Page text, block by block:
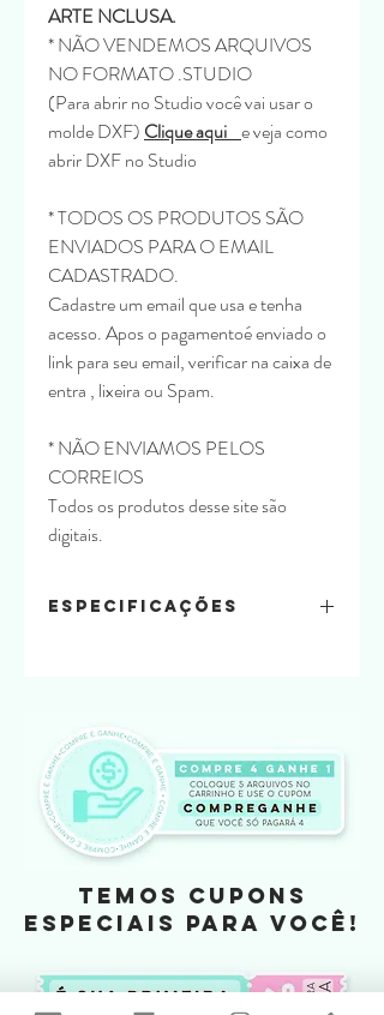
ARTE NCLUSA.
* NÃO VENDEMOS ARQUIVOS
NO FORMATO .STUDIO
(Para abrir no Studio você vai usar o
molde DXF) Clique aqui e veja como
abrir DXF no Studio
* TODOS OS PRODUTOS SÃO
ENVIADOS PARA O EMAIL
CADASTRADO.
Cadastre um email que usa e tenha
acesso. Apos o pagamentoé enviado o
link para seu email, verificar na caixa de
entra , lixeira ou Spam.
* NÃO ENVIAMOS PELOS
CORREIOS
Todos os produtos desse site são
digitais.
Especificações
offset 180
Tamanho
variado
TEMOS CUPONS
ESPECIAIS PARA VOCÊ!